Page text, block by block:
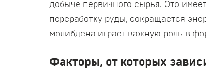
добыче первичного сырья. Это
переработку руды, сокращается
молибдена играет важную роль в
Факторы, от которых